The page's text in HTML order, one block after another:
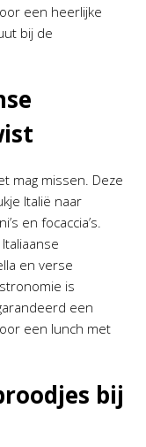
een heerlijke
bij de
mag missen. Deze
Italië naar
en focaccia’s.
en verse
is
een
een lunch met
bij